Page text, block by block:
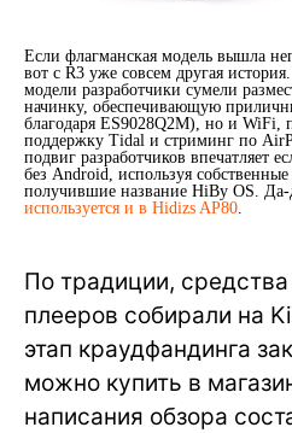
Если флагманская модель вышла
вот с R3 уже совсем другая
модели разработчики сумели
начинку, обеспечивающую
благодаря ES9028Q2M), но и WiFi,
поддержку Tidal и стриминг по
подвиг разработчиков впечатляет
без Android, используя
получившие название HiBy OS. Да-
используется и в Hidizs AP80.
По традиции,
плееров собирали на
этап краудфандинга
можно купить в
написания обзора